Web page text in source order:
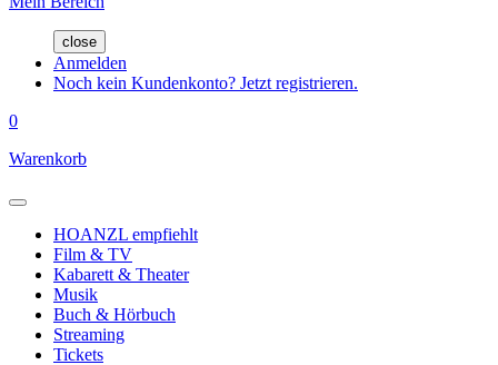
close
Anmelden
Noch kein Kundenkonto? Jetzt registrieren.
0
Warenkorb
HOANZL empfiehlt
Film & TV
Kabarett & Theater
Musik
Buch & Hörbuch
Streaming
Tickets